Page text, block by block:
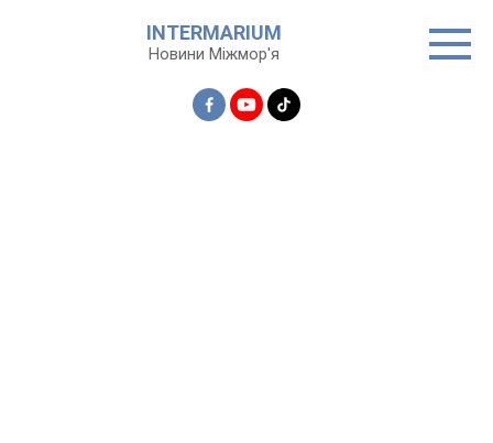
INTERMARIUM
Новини Міжмор'я